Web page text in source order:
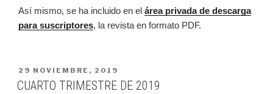
Así mismo, se ha incluido en el área privada de descarga
para suscriptores, la revista en formato PDF.
PUBLICADO
EN
29 NOVIEMBRE, 2019
CUARTO TRIMESTRE DE 2019